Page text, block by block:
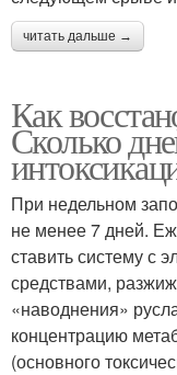
читать дальше →
Как
Сколько
При недельном
не менее 7 дней.
ставить систему с
средствами,
«наводнения»
концентрацию
(основного